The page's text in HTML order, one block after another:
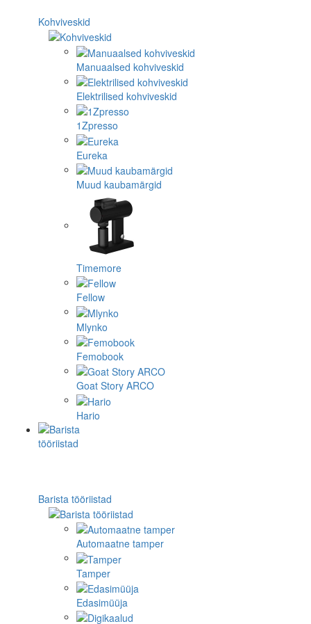
Kohviveskid
Manuaalsed kohviveskid
Elektrilised kohviveskid
1Zpresso
Eureka
Muud kaubamärgid
Timemore
Fellow
Mlynko
Femobook
Goat Story ARCO
Hario
Barista tööriistad
Automaatne tamper
Tamper
Edasimüüja